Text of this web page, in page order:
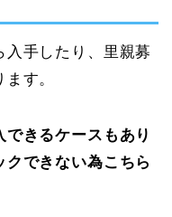
手したり、里親募
す。
きるケースもあり
クできない為こちら